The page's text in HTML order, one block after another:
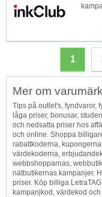
1
Mer om
Tips på outlet's, fyndvaror,
låga priser, bonusar,
och nedsatta priser hos
och online. Shoppa
rabattkoderna,
värdekoderna,
webbshopparnas,
nätbutikernas kampanjer.
priser. Köp billiga
kampanjkod, värdekod